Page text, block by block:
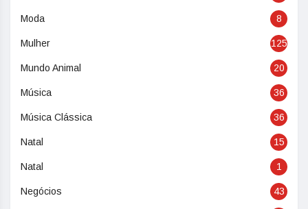
Moda 8
Mulher 125
Mundo Animal 20
Música 36
Música Clássica 36
Natal 15
Natal 1
Negócios 43